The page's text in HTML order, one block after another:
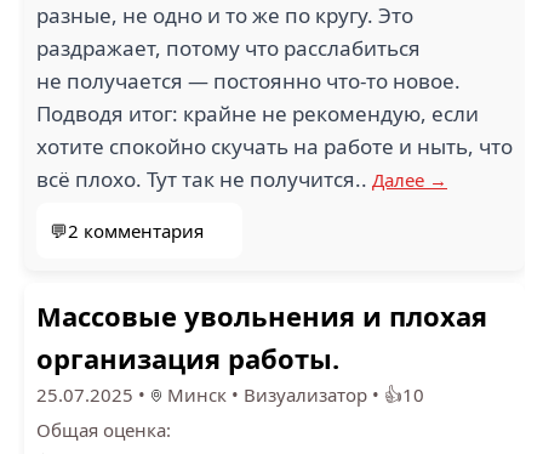
разные, не одно и то же по кругу. Это
раздражает, потому что расслабиться
не получается — постоянно что-то новое.
Подводя итог: крайне не рекомендую, если
хотите спокойно скучать на работе и ныть, что
всё плохо. Тут так не получится.. Далее →
💬2 комментария
Массовые увольнения и плохая
организация работы.
25.07.2025 • Минск • Визуализатор • 👍10
Общая оценка: